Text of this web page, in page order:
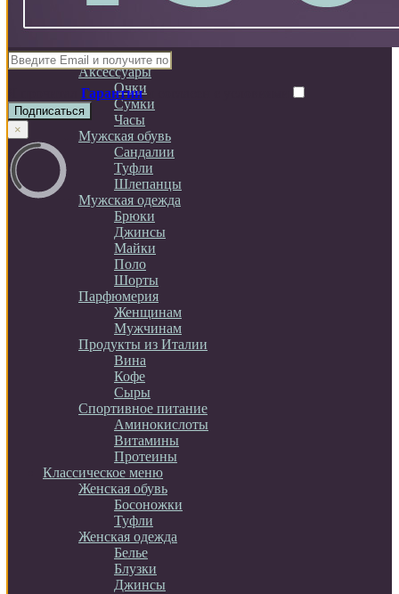
Гарантиии согласен с условиями
Подписаться
×
Броши
Кольца
Мужчинам
Аксессуары
Очки
Сумки
Часы
Мужская обувь
Сандалии
Туфли
Шлепанцы
Мужская одежда
Брюки
Джинсы
Майки
Поло
Шорты
Парфюмерия
Женщинам
Мужчинам
Продукты из Италии
Вина
Кофе
Сыры
Спортивное питание
Аминокислоты
Витамины
Протеины
Классическое меню
Женская обувь
Босоножки
Туфли
Женская одежда
Белье
Блузки
Джинсы